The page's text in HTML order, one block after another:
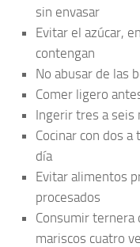
sin envasar
Evitar el azúcar,
contengan
No abusar de las
Comer ligero
Ingerir tres a seis
Cocinar con dos
día
Evitar alimentos
procesados
Consumir ternera
mariscos cuatro